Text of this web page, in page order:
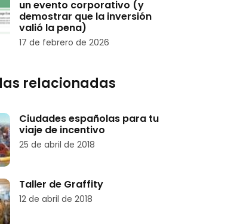
un evento corporativo (y
demostrar que la inversión
valió la pena)
17 de febrero de 2026
relacionadas
Ciudades españolas para tu
viaje de incentivo
25 de abril de 2018
Taller de Graffity
12 de abril de 2018